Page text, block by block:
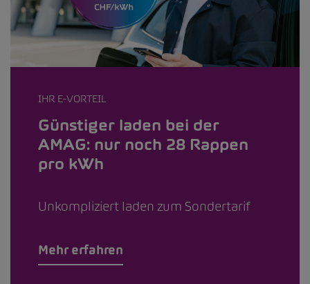
IHR E-VORTEIL
Günstiger laden bei der
AMAG: nur noch 28 Rappen
pro kWh
Unkompliziert laden zum Sondertarif
Mehr erfahren